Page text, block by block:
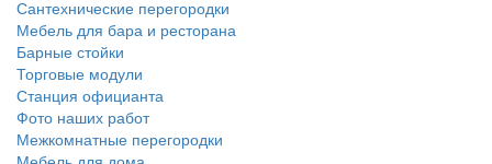
Сантехнические перегородки
Мебель для бара и ресторана
Барные стойки
Торговые модули
Станция официанта
Фото наших работ
Межкомнатные перегородки